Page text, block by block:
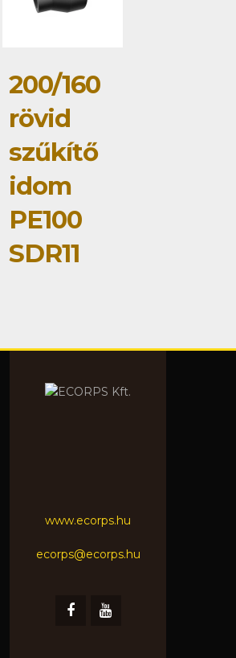
200/160
rövid
szűkítő
idom
PE100
SDR11
www.ecorps.hu
ecorps@ecorps.hu